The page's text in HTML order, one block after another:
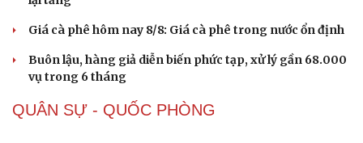
Cây thuốc
Đời sống
Blog
Giá xăng dầu hôm nay 8/8: Giá dầu giảm khi có tín
hiệu mở lại eo biển Hormuz
Tỷ giá USD hôm nay 8/8: Giá bán USD hạ xuống còn